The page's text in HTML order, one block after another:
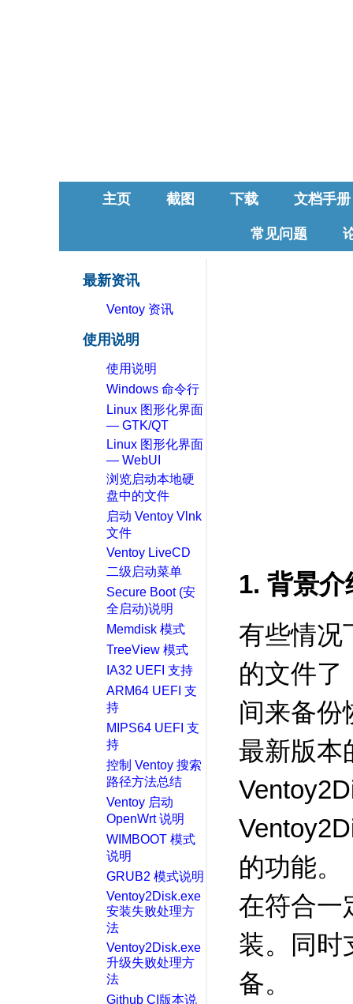
主页 截图 下载 文档手册
常见问题
最新资讯
Ventoy 资讯
使用说明
使用说明
Windows 命令行
Linux 图形化界面
— GTK/QT
Linux 图形化界面
— WebUI
浏览启动本地硬
盘中的文件
启动 Ventoy Vlnk
文件
Ventoy LiveCD
二级启动菜单
Secure Boot (安
全启动)说明
Memdisk 模式
TreeView 模式
IA32 UEFI 支持
ARM64 UEFI 支
持
MIPS64 UEFI 支
持
控制 Ventoy 搜索
路径方法总结
Ventoy 启动
OpenWrt 说明
WIMBOOT 模式
说明
GRUB2 模式说明
Ventoy2Disk.exe
安装失败处理方
法
Ventoy2Disk.exe
升级失败处理方
法
Github CI版本说
1. 背景介
有些情况
的文件了
间来备份
最新版本
的功能。
在符合一
装。同时
备。